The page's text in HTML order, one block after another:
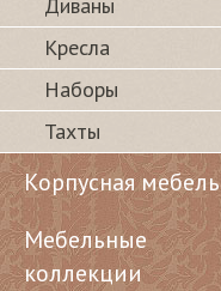
Кресла
Наборы
Тахты
Корпусная мебель
Мебельные
коллекции